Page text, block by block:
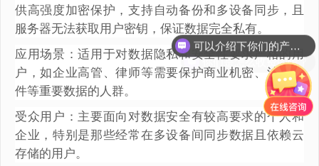
供高强度加密保护，支持自动备份和多设备同步，且
服务器无法获取用户密钥，保证数据完全私有。
应用场景：适用于对数据隐私和安全性要求严格的用
户，如企业高管、律师等需要保护商业机密、法律文
件等重要数据的人群。
受众用户：主要面向对数据安全有较高要求的个人和
企业，特别是那些经常在多设备间同步数据且依赖云
存储的用户。
可以介绍下你们的产品么？
你们是怎么收费的呢？